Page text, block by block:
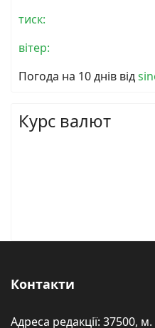
тиск:
вітер:
Погода на 10 днів від
Курс валют
Контакти
Адреса редакції: 37500,